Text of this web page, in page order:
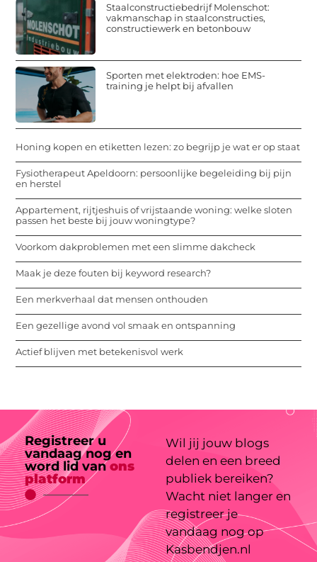
Staalconstructiebedrijf Molenschot:
vakmanschap in staalconstructies,
constructiewerk en betonbouw
Sporten met elektroden: hoe EMS-
training je helpt bij afvallen
Honing kopen en etiketten lezen: zo begrijp je wat er op staat
Fysiotherapeut Apeldoorn: persoonlijke begeleiding bij pijn
en herstel
Appartement, rijtjeshuis of vrijstaande woning: welke sloten
passen het beste bij jouw woningtype?
Voorkom dakproblemen met een slimme dakcheck
Maak je deze fouten bij keyword research?
Een merkverhaal dat mensen onthouden
Een gezellige avond vol smaak en ontspanning
Actief blijven met betekenisvol werk
Registreer u
vandaag nog en
word lid vanons
platform
Wil jij jouw blogs
delen en een breed
publiek bereiken?
Wacht niet langer en
registreer je
vandaag nog op
Kasbendjen.nl